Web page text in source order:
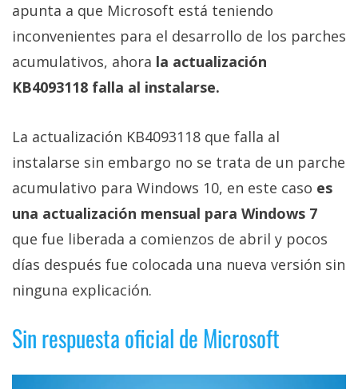
Profesional
+
Más
Sorteos
Foros
Contacto
/
Sobre
/
Publicidad
/
apunta a que Microsoft está teniendo
inconvenientes para el desarrollo de los parches
acumulativos, ahora la actualización
KB4093118 falla al instalarse.
La actualización KB4093118 que falla al
instalarse sin embargo no se trata de un parche
acumulativo para Windows 10, en este caso es
una actualización mensual para Windows 7
que fue liberada a comienzos de abril y pocos
días después fue colocada una nueva versión sin
ninguna explicación.
Sin respuesta oficial de Microsoft